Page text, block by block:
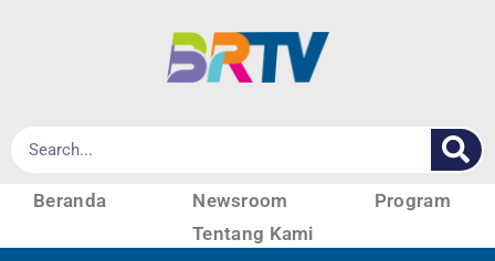
Beranda Newsroom
Program
Tentang Kami